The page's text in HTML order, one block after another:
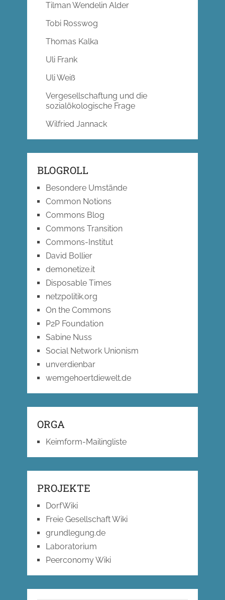
Tilman Wendelin Alder
Tobi Rosswog
Thomas Kalka
Uli Frank
Uli Weiß
Vergesellschaftung und die
sozialökologische Frage
Wilfried Jannack
BLOGROLL
Besondere Umstände
Common Notions
Commons Blog
Commons Transition
Commons-Institut
David Bollier
demonetize.it
Disposable Times
netzpolitik.org
On the Commons
P2P Foundation
Sabine Nuss
Social Network Unionism
unverdienbar
wemgehoertdiewelt.de
ORGA
Keimform-Mailingliste
PROJEKTE
DorfWiki
Freie Gesellschaft Wiki
grundlegung.de
Laboratorium
Peerconomy Wiki